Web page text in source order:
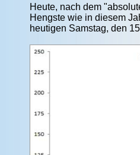
Heute, nach dem
Hengste wie in diesem
heutigen Samstag, den